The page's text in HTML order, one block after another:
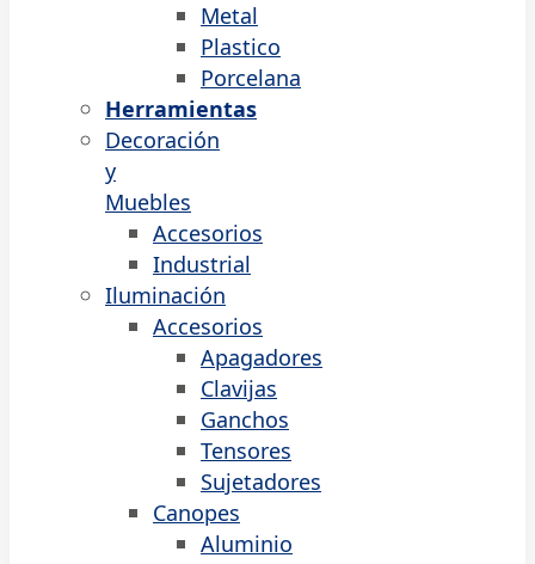
Metal
Plastico
Porcelana
Herramientas
Decoración
y
Muebles
Accesorios
Industrial
Iluminación
Accesorios
Apagadores
Clavijas
Ganchos
Tensores
Sujetadores
Canopes
Aluminio